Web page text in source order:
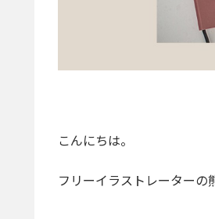
こんにちは。
フリーイラストレーターの